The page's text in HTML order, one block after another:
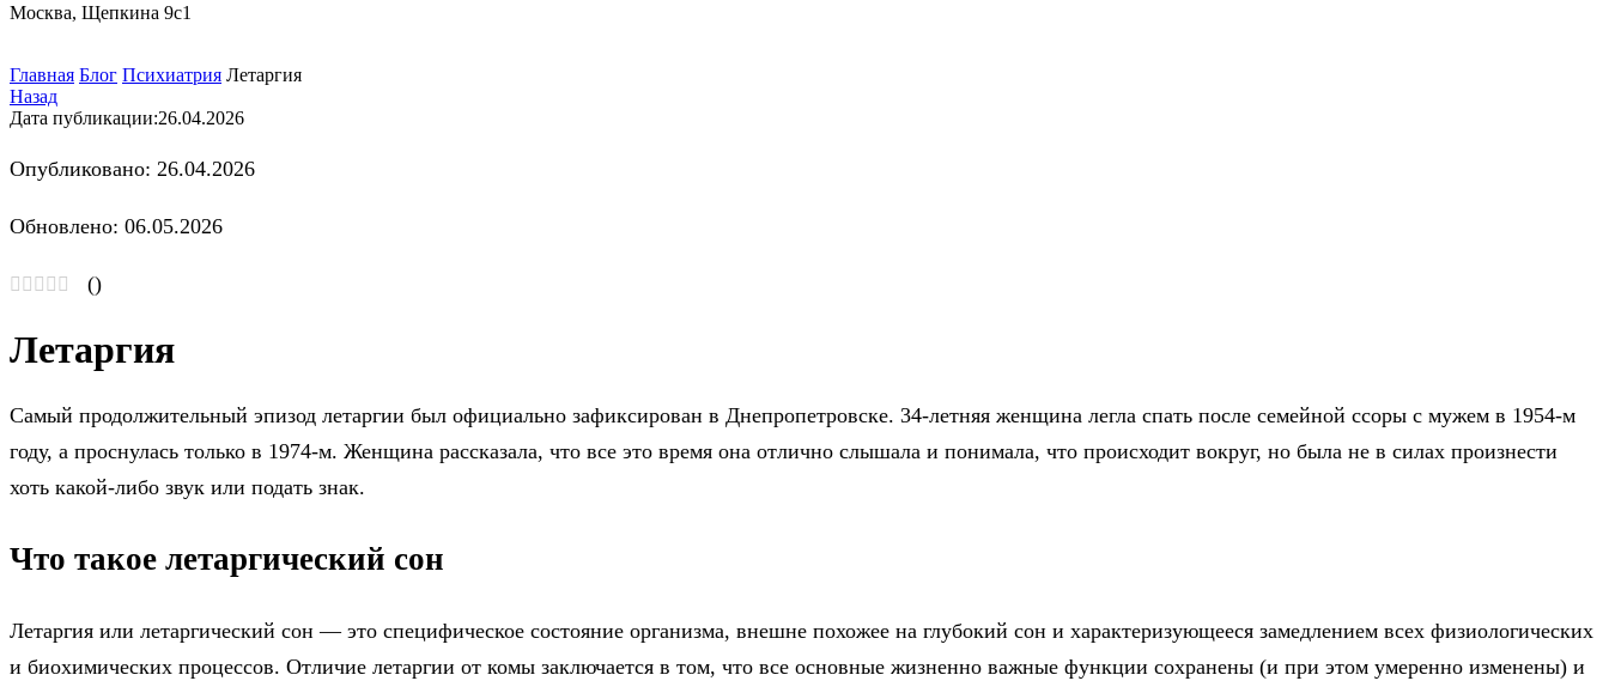
Москва, Щепкина 9с1
Главная Блог Психиатрия Летаргия
Назад
Дата публикации:26.04.2026
Опубликовано: 26.04.2026
Обновлено: 06.05.2026
()
Летаргия
Самый продолжительный эпизод летаргии был официально зафиксирован в Днепропетровске. 34-летняя женщина легла спать после семейной ссоры с мужем в 1954-м
году, а проснулась только в 1974-м. Женщина рассказала, что все это время она отлично слышала и понимала, что происходит вокруг, но была не в силах произнести
хоть какой-либо звук или подать знак.
Что такое летаргический сон
Летаргия или летаргический сон — это специфическое состояние организма, внешне похожее на глубокий сон и характеризующееся замедлением всех физиологических
и биохимических процессов. Отличие летаргии от комы заключается в том, что все основные жизненно важные функции сохранены (и при этом умеренно изменены) и